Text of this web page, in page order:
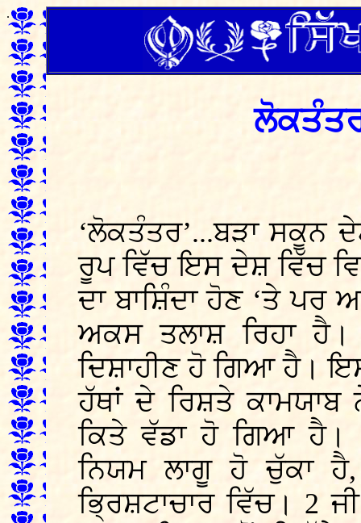
.
‘ਲੋਕਤੰਤਰ’...ਬੜਾ ਸਕੂਨ
ਰੂਪ ਵਿੱਚ ਇਸ ਦੇਸ਼ ਵਿੱਚ
ਦਾ ਬਾਸ਼ਿੰਦਾ ਹੋਣ ‘ਤੇ
ਅਕਸ ਤਲਾਸ਼ ਰਿਹਾ
ਦਿਸ਼ਾਹੀਣ ਹੋ ਗਿਆ ਹੈ।
ਹੱਥਾਂ ਦੇ ਰਿਸ਼ਤੇ
ਕਿਤੇ ਵੱਡਾ ਹੋ ਗਿਆ ਹੈ।
ਨਿਯਮ ਲਾਗੂ ਹੋ ਚੁੱਕਾ
ਭ੍ਰਿਸ਼ਟਾਚਾਰ ਵਿੱਚ। 2